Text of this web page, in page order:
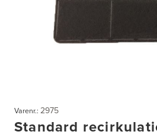
Varenr.: 2975
Standard